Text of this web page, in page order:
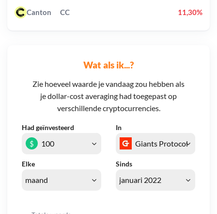
Wat als ik...?
Zie hoeveel waarde je vandaag zou hebben als
je dollar-cost averaging had toegepast op
verschillende cryptocurrencies.
Had geïnvesteerd In
Elke Sinds
$
Canton CC 11,30%